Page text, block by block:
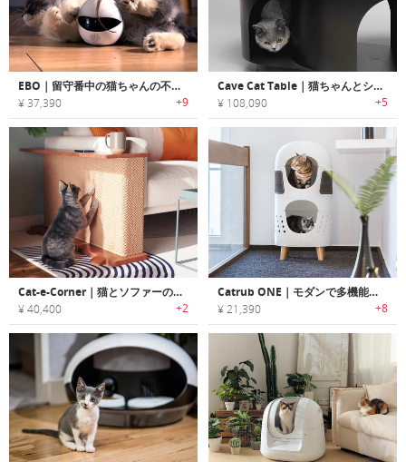
EBO｜留守番中の猫ちゃんの不安・運動不足を解消するスマートキャットコンパニオンロボット「イーボ」
¥ 37,390 +9
Cave Cat Table｜猫ちゃんとシェアして使うようにデザインされた洞窟モチーフコーヒーテーブル「ケーブキャットテーブル」
¥ 108,090 +5
Cat-e-Corner｜猫とソファーの争いに幕を下す、猫用爪とぎ
¥ 40,400 +2
Catrub ONE｜モダンで多機能な猫用ファニチャー「キャットラブワン」
¥ 21,390 +8